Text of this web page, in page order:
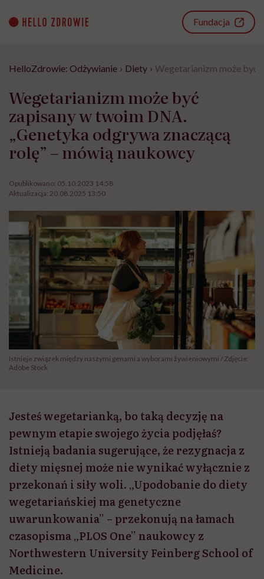
content
Fundacja
HelloZdrowie: Odżywianie › Diety › Wegetarianizm może być
Wegetarianizm może być
zapisany w twoim DNA.
„Genetyka odgrywa znaczącą
rolę” – mówią naukowcy
Opublikowano: 05.10.2023 14:58
Aktualizacja: 20.08.2025 13:50
Istnieje związek między naszymi genami a wyborami żywieniowymi / Zdjęcie:
Adobe Stock
Jesteś wegetarianką, bo taką decyzję na
pewnym etapie swojego życia podjęłaś?
Istnieją badania sugerujące, że rezygnacja z
diety mięsnej może nie wynikać wyłącznie z
przekonań i siły woli. „Upodobanie do diety
wegetariańskiej ma genetyczne
uwarunkowania” – przekonują na łamach
czasopisma „PLOS One” naukowcy z
Northwestern University Feinberg School of
Medicine.